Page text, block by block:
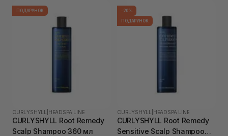
ПОДАРУНОК
CURLYSHYLL HEADSPA LINE
CURLYSHYLL Root Remedy
Scalp Shampoo 360 мл
-20%
ПОДАРУНОК
CURLYSHYLL HEADSPA LINE
CURLYSHYLL Root Remedy
Sensitive Scalp Shampoo